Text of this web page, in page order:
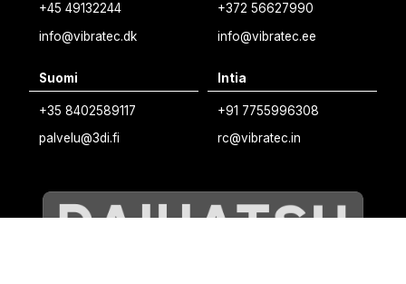
+45 49132244
info@vibratec.dk
+372 56627990
info@vibratec.ee
Suomi
+35 8402589117
palvelu@3di.fi
Intia
+91 7755996308
rc@vibratec.in